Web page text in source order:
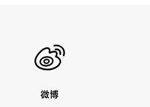
微博